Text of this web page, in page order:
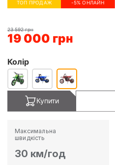
ТОП ПРОДАЖ -5% ОНЛАЙН
23 592 грн
19 000 грн
Колір
Купити
Максимальна
швидкість
30 км/год